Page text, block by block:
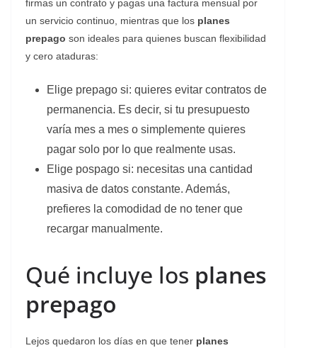
firmas un contrato y pagas una factura mensual por
un servicio continuo, mientras que los planes
prepago son ideales para quienes buscan flexibilidad
y cero ataduras:
Elige prepago si: quieres evitar contratos de
permanencia. Es decir, si tu presupuesto
varía mes a mes o simplemente quieres
pagar solo por lo que realmente usas.
Elige pospago si: necesitas una cantidad
masiva de datos constante. Además,
prefieres la comodidad de no tener que
recargar manualmente.
Qué incluye los planes
prepago
Lejos quedaron los días en que tener planes